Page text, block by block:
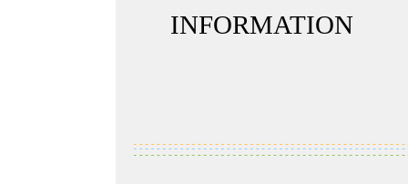
INFORMATION